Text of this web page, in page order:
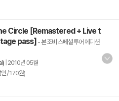
Circle [Remastered + Live t
pass] - 본 조비 스페셜 투어 에디션
2010년 05월
/ 170원)